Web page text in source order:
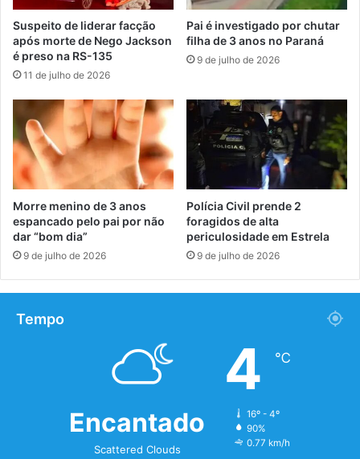
Suspeito de liderar facção
após morte de Nego Jackson
é preso na RS-135
11 de julho de 2026
Pai é investigado por chutar
filha de 3 anos no Paraná
9 de julho de 2026
Morre menino de 3 anos
espancado pelo pai por não
dar “bom dia”
9 de julho de 2026
Polícia Civil prende 2
foragidos de alta
periculosidade em Estrela
9 de julho de 2026
Tempo
Encantado
Scattered Clouds
4 ℃
16º - 4º
90%
0.77 km/h